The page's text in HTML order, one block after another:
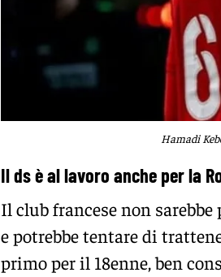
Hamadi
Il ds è al lavoro anche per la
Il club francese non
e potrebbe tentare di
primo per il 18enne, ben